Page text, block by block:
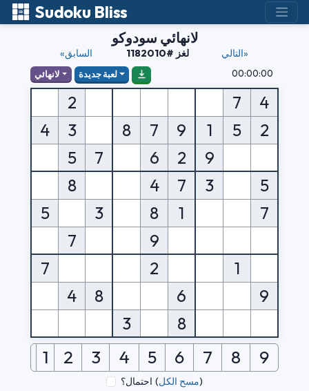
Sudoku Bliss
لانهائي سودوكو
«السابق لغز #1182010 التالي»
لانهائي لعبة جديدة 00:00:00
2 7
4
4
3 8 7 9 1 5
2
5
7 6 2
9
8
4 7 3
5
5
3 8 1
7
7
9
7
2
1
4
8 6
9
3
8
1 2 3 4 5 6 7 8 9
احتمال؟ (مسح الكل)